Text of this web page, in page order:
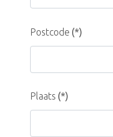
Postcode (*)
Plaats (*)